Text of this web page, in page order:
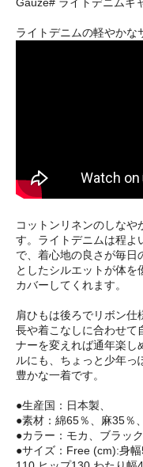
ライトデニムの軽やかな
コットンリネンのしな
す。ライトデニムは程よ
で、着心地の良さが毎日
としたシルエットが体を
カバーしてくれます。
肩ひもは後ろでリボン
長や着こなしに合わせて
ナーを変えれば通年楽し
ルにも、ちょっと少年
豊かな一着です。
●生産国：日本製、
●素材：綿65％、麻35％、
●カラー：モカ、ブラッ
●サイズ：Free (cm):身